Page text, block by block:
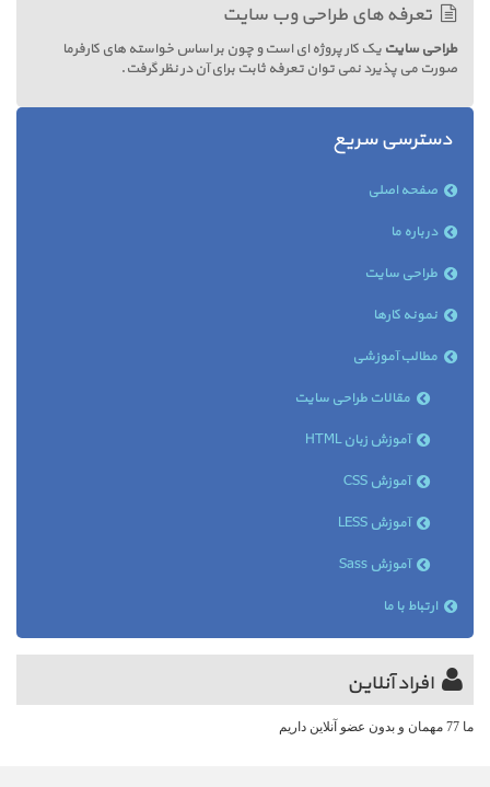
تعرفه های طراحی وب سایت
طراحی سایت یک کار پروژه ای است و چون بر اساس خواسته های کارفرما
صورت می پذیرد نمی توان تعرفه ثابت برای آن در نظر گرفت.
دسترسی سریع
صفحه اصلی
درباره ما
طراحی سایت
نمونه کارها
مطالب آموزشی
مقالات طراحی سایت
آموزش زبان HTML
آموزش CSS
آموزش LESS
آموزش Sass
ارتباط با ما
افراد آنلاین
ما 77 مهمان و بدون عضو آنلاین داریم